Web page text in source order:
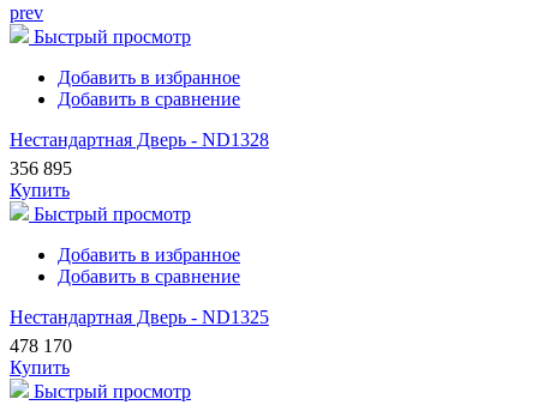
prev
Быстрый просмотр
Добавить в избранное
Добавить в сравнение
Нестандартная Дверь - ND1328
356 895
Купить
Быстрый просмотр
Добавить в избранное
Добавить в сравнение
Нестандартная Дверь - ND1325
478 170
Купить
Быстрый просмотр